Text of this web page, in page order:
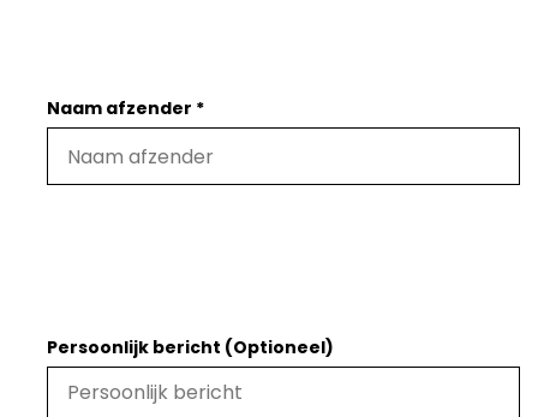
Naam afzender *
Persoonlijk bericht (Optioneel)